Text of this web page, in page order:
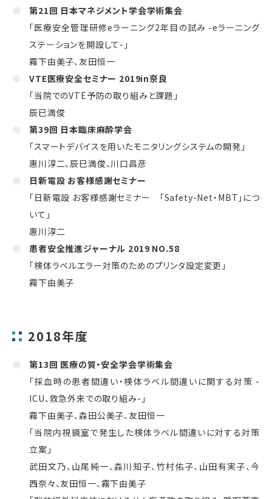
第21回 日本マネジメント学会学術集会
「医療安全管理研修eラーニング2年目の試み -eラーニング
ステーションを開設して-」
霧下由美子、友田恒一
VTE医療安全セミナー 2019in奈良
「当院でのVTE予防の取り組みと課題」
辰巳満俊
第39回 日本臨床麻酔学会
「スマートデバイスを用いたモニタリングシステムの開発」
惠川淳二、辰巳満俊、川口昌彦
日新電設 お客様感謝セミナー
「日新電設 お客様感謝セミナー 「Safety-Net・MBT」につ
いて」
惠川淳二
患者安全推進ジャーナル 2019 NO.58
「検体ラベルエラー対策のためのプリンタ設定変更」
霧下由美子
2018年度
第13回 医療の質・安全学会学術集会
「採血時の患者間違い・検体ラベル間違いに関する対策 -
ICU、救急外来での取り組み-」
霧下由美子、森田公美子、友田恒一
「当院内視鏡室で発生した検体ラベル間違いに対する対策
立案」
武田文乃、山尾純一、森川知子、竹村佑子、山田有実子、今
西奈々、友田恒一、霧下由美子